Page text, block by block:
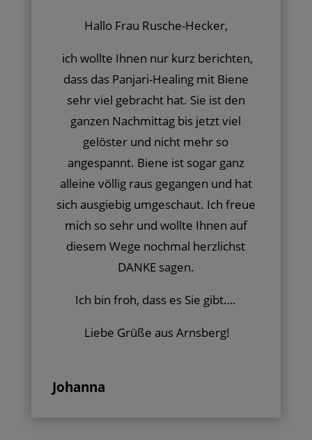
Hallo Frau Rusche-Hecker,
ich wollte Ihnen nur kurz berichten,
dass das Panjari-Healing mit Biene
sehr viel gebracht hat. Sie ist den
ganzen Nachmittag bis jetzt viel
gelöster und nicht mehr so
angespannt. Biene ist sogar ganz
alleine völlig raus gegangen und hat
sich ausgiebig umgeschaut. Ich freue
mich so sehr und wollte Ihnen auf
diesem Wege nochmal herzlichst
DANKE sagen.
Ich bin froh, dass es Sie gibt….
Liebe Grüße aus Arnsberg!
Johanna